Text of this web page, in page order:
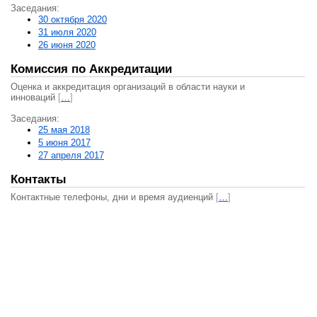
Заседания:
30 октября 2020
31 июля 2020
26 июня 2020
Комиссия по Аккредитации
Оценка и аккредитация организаций в области науки и
инноваций […]
Заседания:
25 мая 2018
5 июня 2017
27 апреля 2017
Контакты
Контактные телефоны, дни и время аудиенций […]